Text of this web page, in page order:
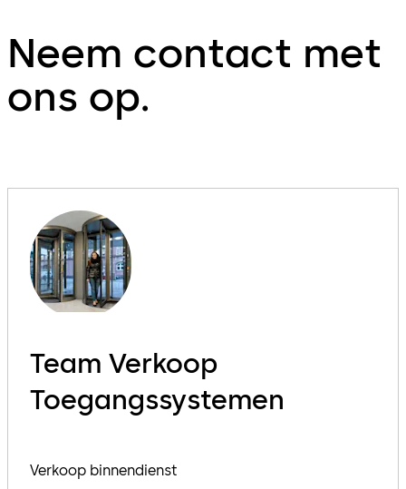
Neem contact met
ons op.
Team Verkoop
Toegangssystemen
Verkoop binnendienst